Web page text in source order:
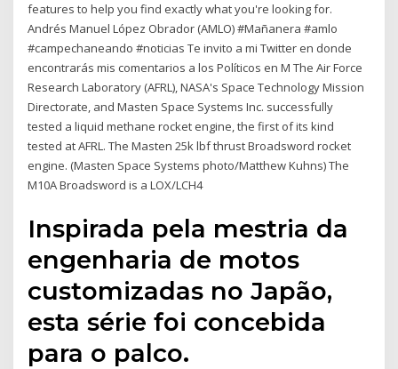
features to help you find exactly what you're looking for.
Andrés Manuel López Obrador (AMLO) #Mañanera #amlo
#campechaneando #noticias Te invito a mi Twitter en donde
encontrarás mis comentarios a los Políticos en M The Air Force
Research Laboratory (AFRL), NASA's Space Technology Mission
Directorate, and Masten Space Systems Inc. successfully
tested a liquid methane rocket engine, the first of its kind
tested at AFRL. The Masten 25k lbf thrust Broadsword rocket
engine. (Masten Space Systems photo/Matthew Kuhns) The
M10A Broadsword is a LOX/LCH4
Inspirada pela mestria da
engenharia de motos
customizadas no Japão,
esta série foi concebida
para o palco.